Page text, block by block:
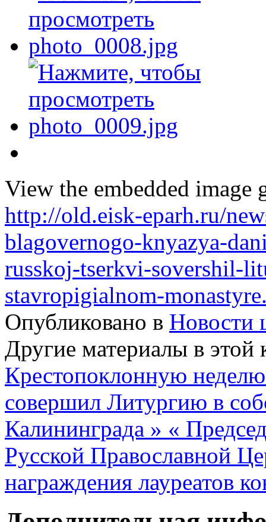
View the embedded image
http://old.eisk-eparh.ru/
blagovernogo-knyazya-
russkoj-tserkvi-sovershil-
stavropigialnom-
Опубликовано в Новости
Другие материалы в этой
Крестопоклонную
совершил Литургию в
Калининграда » «
Русской Православной
награждения лауреатов